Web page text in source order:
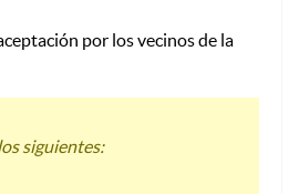
por los vecinos de la
siguientes: